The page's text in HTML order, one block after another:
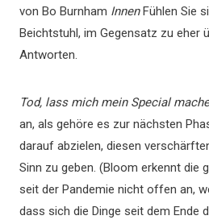
von Bo Burnham InnenFühlen Sie
Beichtstuhl, im Gegensatz zu eher
Antworten.
Tod, lass mich mein Special
an, als gehöre es zur nächsten
darauf abzielen, diesen
Sinn zu geben. (Bloom erkennt die
seit der Pandemie nicht offen an,
dass sich die Dinge seit dem Ende